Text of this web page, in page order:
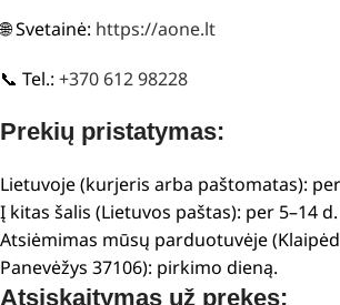
🌐 Svetainė: https://aone.lt
📞 Tel.: +370 612 98228
Prekių pristatymas:
Lietuvoje (kurjeris arba paštomatas):
Į kitas šalis (Lietuvos paštas): per 5–14
Atsiėmimas mūsų parduotuvėje
Panevėžys 37106): pirkimo dieną.
Atsiskaitymas už prekes: